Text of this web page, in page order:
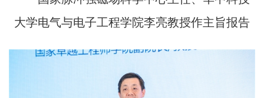
大学电气与电子工程学院李亮教授作主旨报告